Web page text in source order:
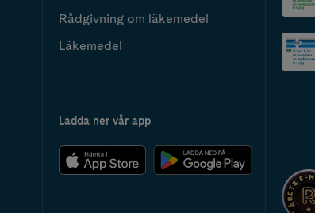
Rådgivning om läkemedel
Läkemedel
Ladda ner vår app